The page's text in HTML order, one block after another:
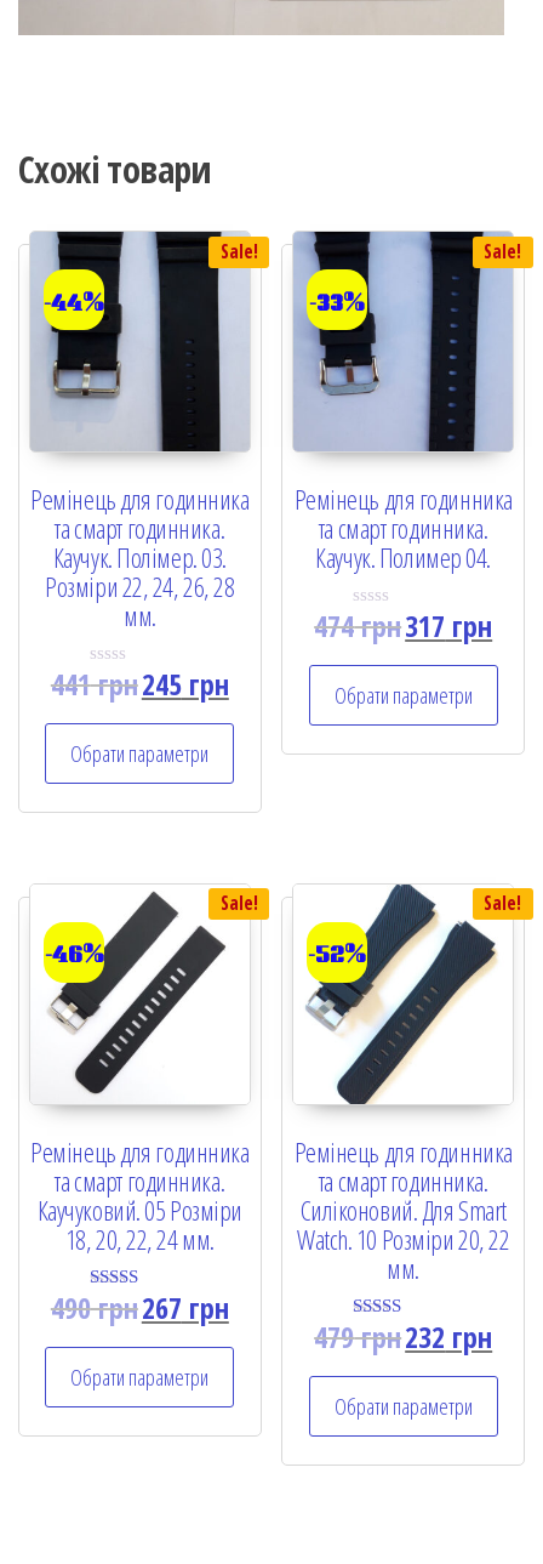
Схожі товари
Sale!
-44%
Ремінець для годинника
та смарт годинника.
Каучук. Полімер. 03.
Розміри 22, 24, 26, 28
мм.
R
d
0
o
u
5
441грн245грн
Обрати параметри
Sale!
-33%
Ремінець для годинника
та смарт годинника.
Каучук. Полимер 04.
R
a
d
0
o
u
474грн317 грн
Обрати параметри
Sale!
-46%
Ремінець для годинника
та смарт годинника.
Каучуковий. 05 Розміри
18, 20, 22, 24 мм.
Rated
5.00
490грн267 грн
Обрати параметри
Sale!
-52%
Ремінець для годинника
та смарт годинника.
Силіконовий. Для Smart
Watch. 10 Розміри 20, 22
мм.
Rated
5.00
479грн232 грн
Обрати параметри